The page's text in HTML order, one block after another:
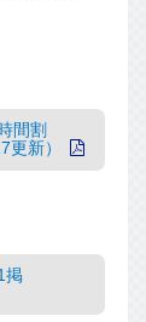
間割
更新）
掲